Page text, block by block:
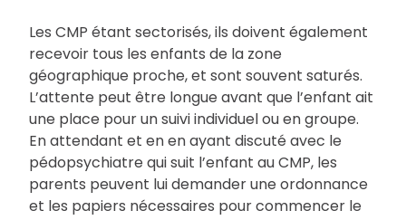
Les CMP étant sectorisés, ils doivent également
recevoir tous les enfants de la zone
géographique proche, et sont souvent saturés.
L’attente peut être longue avant que l’enfant ait
une place pour un suivi individuel ou en groupe.
En attendant et en en ayant discuté avec le
pédopsychiatre qui suit l’enfant au CMP, les
parents peuvent lui demander une ordonnance
et les papiers nécessaires pour commencer le